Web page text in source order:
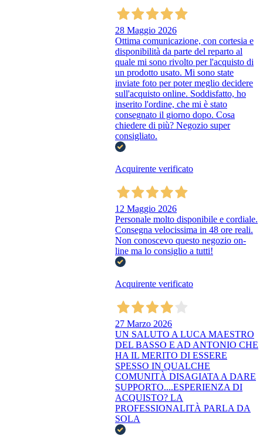
28 Maggio 2026
Ottima comunicazione, con cortesia e
disponibilità da parte del reparto al
quale mi sono rivolto per l'acquisto di
un prodotto usato. Mi sono state
inviate foto per poter meglio decidere
sull'acquisto online. Soddisfatto, ho
inserito l'ordine, che mi è stato
consegnato il giorno dopo. Cosa
chiedere di più? Negozio super
consigliato.
Acquirente verificato
12 Maggio 2026
Personale molto disponibile e cordiale.
Consegna velocissima in 48 ore reali.
Non conoscevo questo negozio on-
line ma lo consiglio a tutti!
Acquirente verificato
27 Marzo 2026
UN SALUTO A LUCA MAESTRO
DEL BASSO E AD ANTONIO CHE
HA IL MERITO DI ESSERE
SPESSO IN QUALCHE
COMUNITÀ DISAGIATA A DARE
SUPPORTO....ESPERIENZA DI
ACQUISTO? LA
PROFESSIONALITÀ PARLA DA
SOLA